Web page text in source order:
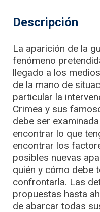
Descripción
La aparición de la
fenómeno
llegado a los
de la mano de
particular la
Crimea y sus
debe ser
encontrar lo que
encontrar los
posibles nuevas
quién y cómo debe
confrontarla. Las
propuestas hasta
de abarcar todas